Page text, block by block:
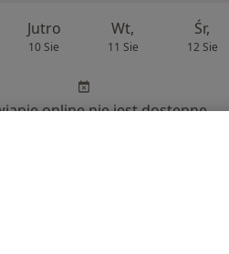
Jutro
10 Sie
Wt,
11 Sie
Śr,
12 Sie
online nie jest dostępne